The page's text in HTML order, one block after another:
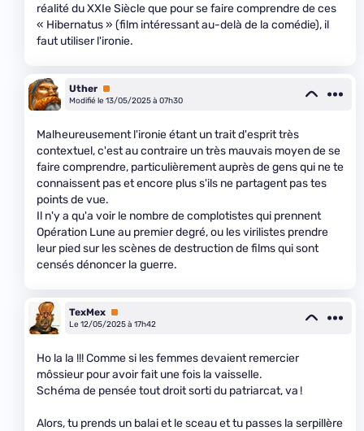
réalité du XXIe Siècle que pour se faire comprendre de ces
« Hibernatus » (film intéressant au-delà de la comédie), il
faut utiliser l'ironie.
Uther Premium
Modifié le 13/05/2025 à 07h30
Malheureusement l'ironie étant un trait d'esprit très
contextuel, c'est au contraire un très mauvais moyen de se
faire comprendre, particulièrement auprès de gens qui ne te
connaissent pas et encore plus s'ils ne partagent pas tes
points de vue.
Il n'y a qu'a voir le nombre de complotistes qui prennent
Opération Lune au premier degré, ou les virilistes prendre
leur pied sur les scènes de destruction de films qui sont
censés dénoncer la guerre.
TexMex Premium
Le 12/05/2025 à 17h42
Ho la la !!! Comme si les femmes devaient remercier
môssieur pour avoir fait une fois la vaisselle.
Schéma de pensée tout droit sorti du patriarcat, va !
Alors, tu prends un balai et le sceau et tu passes la serpillère